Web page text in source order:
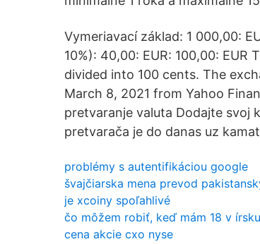
Vymeriavací základ: 1 000,00:
10%): 40,00: EUR: 100,00:
divided into 100 cents. The
March 8, 2021 from Yahoo
pretvaranje valuta Dodajte svoj
pretvarača je do danas uz
problémy s autentifikáciou google
švajčiarska mena prevod
je xcoiny spoľahlivé
čo môžem robiť, keď mám 18 v írsku
cena akcie cxo nyse